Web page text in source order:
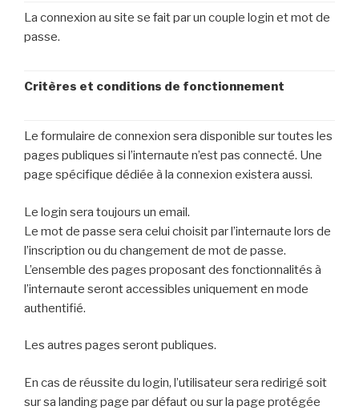
La connexion au site se fait par un couple login et mot de
passe.
Critères et conditions de fonctionnement
Le formulaire de connexion sera disponible sur toutes les
pages publiques si l’internaute n’est pas connecté. Une
page spécifique dédiée à la connexion existera aussi.
Le login sera toujours un email.
Le mot de passe sera celui choisit par l’internaute lors de
l’inscription ou du changement de mot de passe.
L’ensemble des pages proposant des fonctionnalités à
l’internaute seront accessibles uniquement en mode
authentifié.
Les autres pages seront publiques.
En cas de réussite du login, l’utilisateur sera redirigé soit
sur sa landing page par défaut ou sur la page protégée